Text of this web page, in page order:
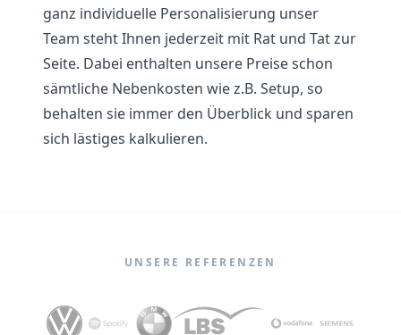
ganz individuelle Personalisierung unser
Team steht Ihnen jederzeit mit Rat und Tat zur
Seite. Dabei enthalten unsere Preise schon
sämtliche Nebenkosten wie z.B. Setup, so
behalten sie immer den Überblick und sparen
sich lästiges kalkulieren.
UNSERE REFERENZEN